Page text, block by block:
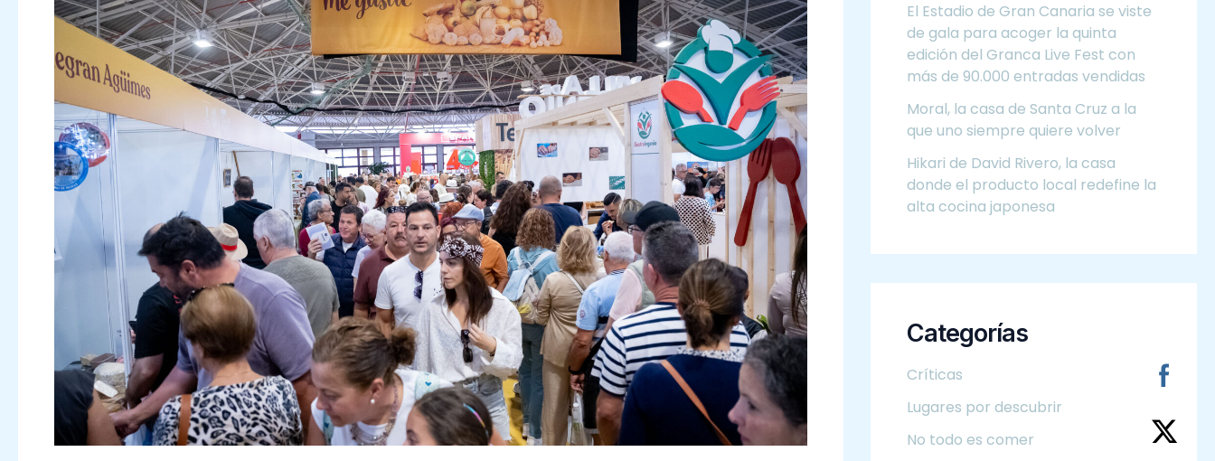
El Estadio de Gran Canaria se viste
de gala para acoger la quinta
edición del Granca Live Fest con
más de 90.000 entradas vendidas
Moral, la casa de Santa Cruz a la
que uno siempre quiere volver
Hikari de David Rivero, la casa
donde el producto local redefine la
alta cocina japonesa
Categorías
Críticas
Lugares por descubrir
No todo es comer